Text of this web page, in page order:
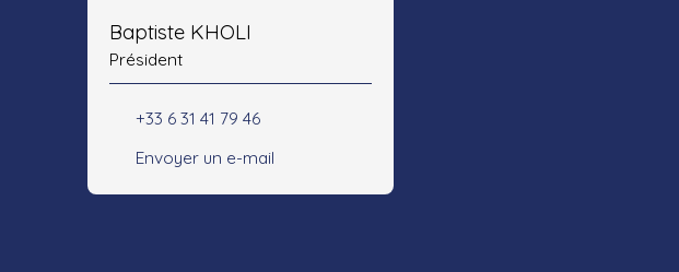
Baptiste KHOLI
Président
+33 6 31 41 79 46
Envoyer un e-mail